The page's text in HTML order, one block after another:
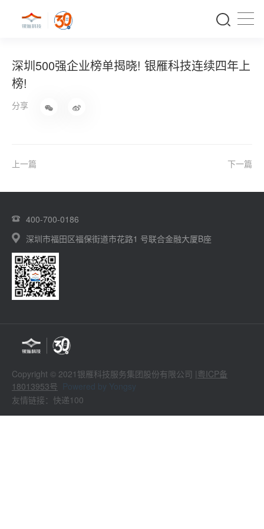
深圳500强企业榜单揭晓! 银雁科技连续四年上
榜!
分享
上一篇 下一篇
400-700-0186
深圳市福田区福保街道市花路1 号联合金融大厦B座
Copyright © 2021银雁科技服务集团股份有限公司 |粤ICP备
18013953号 Powered by Yongsy
友情链接：快递100